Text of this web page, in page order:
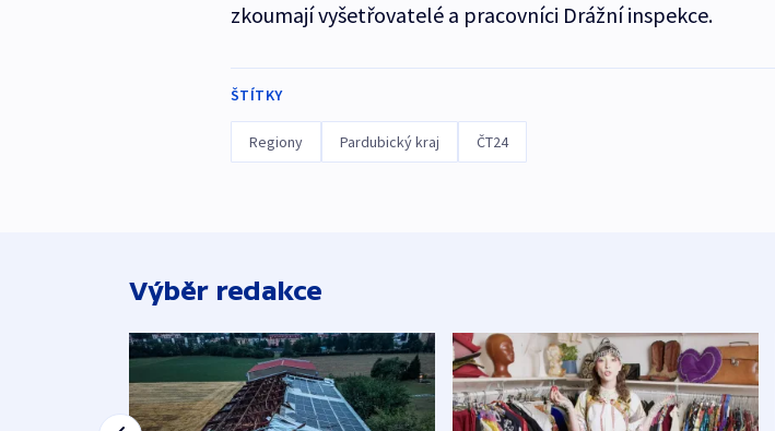
zkoumají vyšetřovatelé a pracovníci Drážní inspekce.
ŠTÍTKY
Regiony Pardubický kraj ČT24
Výběr redakce